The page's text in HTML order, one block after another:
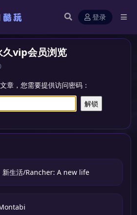
登录
久vip会员浏览
章，您需要提供访问密码：
新生活/Rancher: A new life